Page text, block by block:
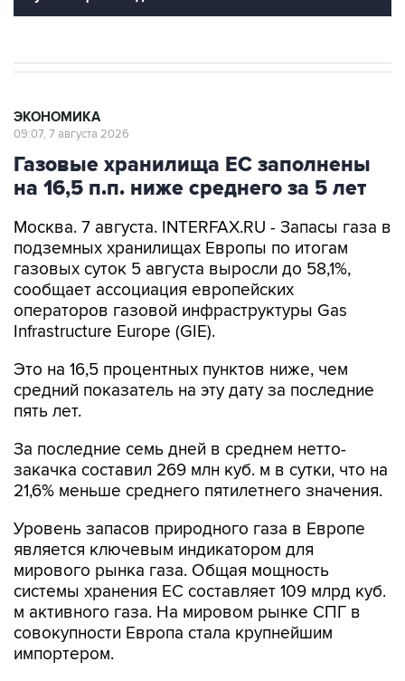
ЭКОНОМИКА
09:07, 7 августа 2026
Газовые хранилища ЕС заполнены
на 16,5 п.п. ниже среднего за 5 лет
Москва. 7 августа. INTERFAX.RU - Запасы газа в
подземных хранилищах Европы по итогам
газовых суток 5 августа выросли до 58,1%,
сообщает ассоциация европейских
операторов газовой инфраструктуры Gas
Infrastructure Europe (GIE).
Это на 16,5 процентных пунктов ниже, чем
средний показатель на эту дату за последние
пять лет.
За последние семь дней в среднем нетто-
закачка составил 269 млн куб. м в сутки, что на
21,6% меньше среднего пятилетнего значения.
Уровень запасов природного газа в Европе
является ключевым индикатором для
мирового рынка газа. Общая мощность
системы хранения ЕС составляет 109 млрд куб.
м активного газа. На мировом рынке СПГ в
совокупности Европа стала крупнейшим
импортером.